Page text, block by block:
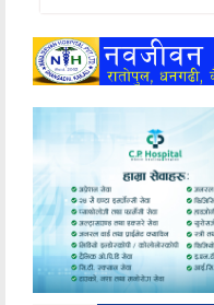
खेलकुद
मनोरञ्जन
अन्य